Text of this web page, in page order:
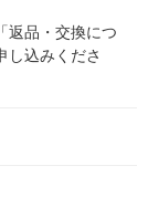
返品・交換につ
し込みくださ